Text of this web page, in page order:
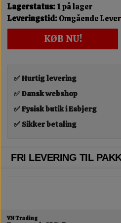
Lagerstatus:1 på lager
Leveringstid:Omgående
KØB NU!
✅ Hurtig levering
✅ Dansk webshop
✅ Fysisk butik i Esbjerg
✅ Sikker betaling
FRI LEVERING TIL
VN Trading